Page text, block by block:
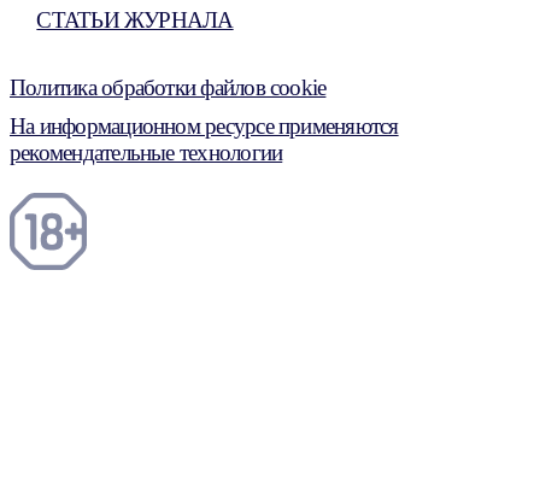
СТАТЬИ ЖУРНАЛА
Политика обработки файлов cookie
На информационном ресурсе применяются
рекомендательные технологии